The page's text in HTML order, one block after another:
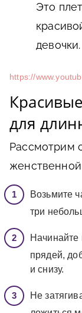
Это
девочки.
https://
для
Рассмотрим
Возьмите
три
Начинайте
прядей,
и снизу.
Не